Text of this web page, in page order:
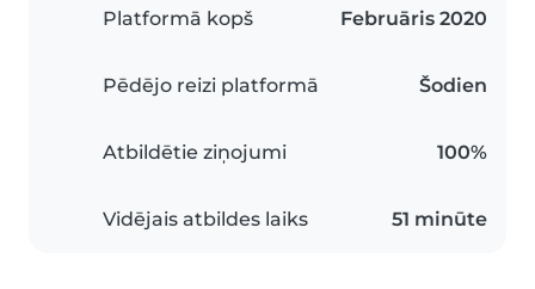
Platformā kopš Februāris 2020
Pēdējo reizi platformā Šodien
Atbildētie ziņojumi 100%
Vidējais atbildes laiks 51 minūte